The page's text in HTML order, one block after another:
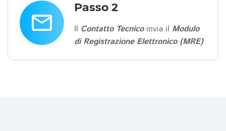
email
Passo 2
Il Contatto Tecnicoinvia il Modulo
di Registrazione Elettronico (MRE)